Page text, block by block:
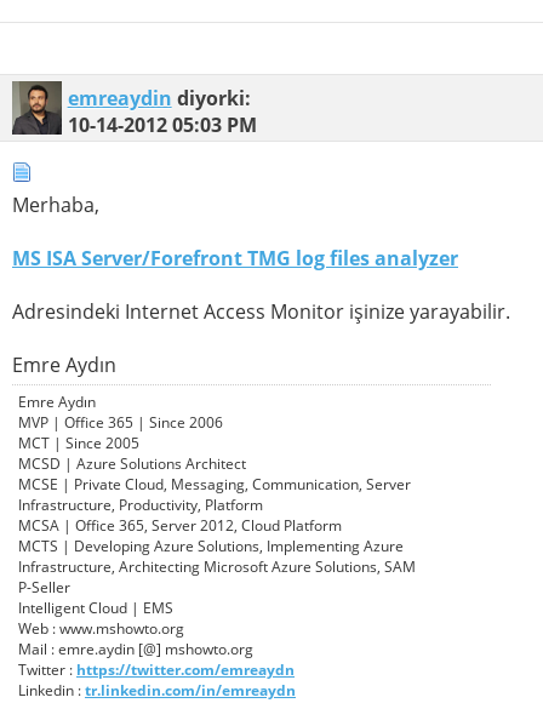
emreaydin diyorki:
10-14-201205:03 PM
Merhaba,
MS ISA Server/Forefront TMG log files analyzer
Adresindeki Internet Access Monitor işinize yarayabilir.
Emre Aydın
Emre Aydın
MVP | Office 365 | Since 2006
MCT | Since 2005
MCSD | Azure Solutions Architect
MCSE | Private Cloud, Messaging, Communication, Server
Infrastructure, Productivity, Platform
MCSA | Office 365, Server 2012, Cloud Platform
MCTS | Developing Azure Solutions, Implementing Azure
Infrastructure, Architecting Microsoft Azure Solutions, SAM
P-Seller
Intelligent Cloud | EMS
Web : www.mshowto.org
Mail : emre.aydin [@] mshowto.org
Twitter : https://twitter.com/emreaydn
Linkedin :tr.linkedin.com/in/emreaydn